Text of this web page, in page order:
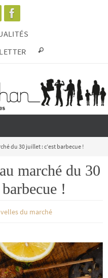
du 30 juillet : c’est barbecue !
marché du 30
!
du marché